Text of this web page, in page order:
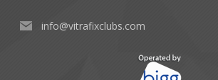
info@vitrafixclubs.com